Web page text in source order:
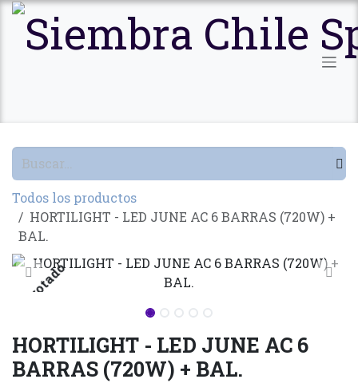
Ir al contenido
Todos los productos
HORTILIGHT - LED JUNE AC 6 BARRAS (720W) +
BAL.
Agotado
HORTILIGHT - LED JUNE AC 6
BARRAS (720W) + BAL.